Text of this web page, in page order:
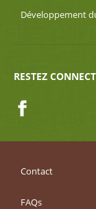
Développement
RESTEZ
Contact
FAQs